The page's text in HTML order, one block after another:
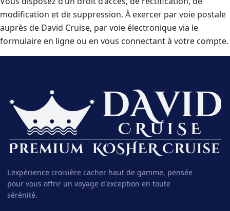
modification et de suppression. À exercer par voie postale
auprès de David Cruise, par voie électronique via le
formulaire en ligne ou en vous connectant à votre compte.
L'expérience croisière cacher haut de gamme, pensée
pour vous offrir un voyage d'exception en toute
sérénité.